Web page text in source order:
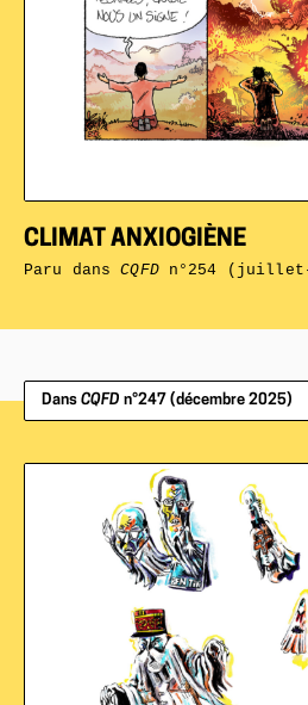
CLIMAT ANXIOGIÈNE
Paru dansCQFDn°254 (juillet-
Dans CQFD n°247 (décembre 2025)